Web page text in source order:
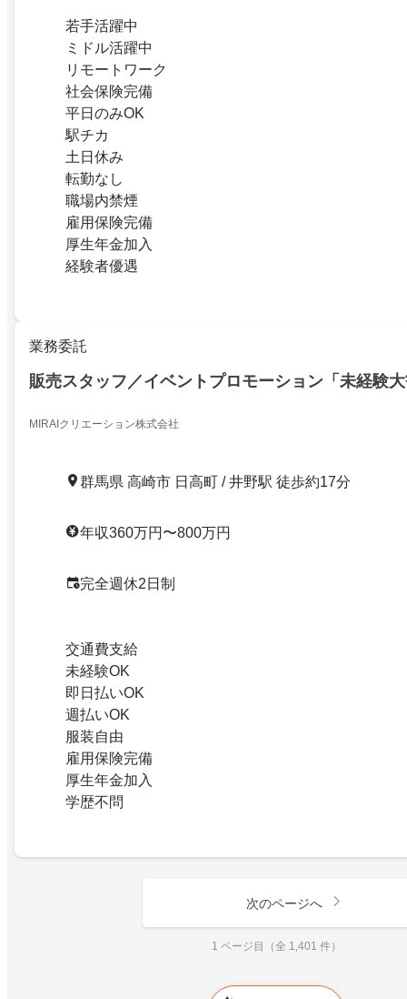
若手活躍中
ミドル活躍中
リモートワーク
社会保険完備
平日のみOK
駅チカ
土日休み
転勤なし
職場内禁煙
雇用保険完備
厚生年金加入
経験者優遇
業務委託
販売スタッフ／イベントプロモーション「未経験
MIRAIクリエーション株式会社
群馬県 高崎市 日高町 / 井野駅 徒歩約17分
年収360万円〜800万円
完全週休2日制
交通費支給
未経験OK
即日払いOK
週払いOK
服装自由
雇用保険完備
厚生年金加入
学歴不問
次のページへ
1 ページ目（全 1,401 件）